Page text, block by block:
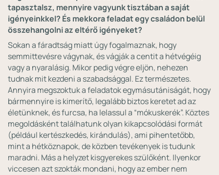
tapasztalsz, mennyire vagyunk tisztában a saját
igényeinkkel? És mekkora feladat egy családon belül
összehangolni az eltérő igényeket?
Sokan a fáradtság miatt úgy fogalmaznak, hogy
semmittevésre vágynak, és vágják a centit a hétvégéig
vagy a nyaralásig. Mikor pedig végre eljön, nehezen
tudnak mit kezdeni a szabadsággal. Ez természetes.
Annyira megszoktuk a feladatok egymásutániságát, hogy
bármennyire is kimerítő, legalább biztos keretet ad az
életünknek, és furcsa, ha lelassul a “mókuskerék”. Köztes
megoldásként találhatunk olyan kikapcsolódási formát
(például kertészkedés, kirándulás), ami pihentetőbb,
mint a hétköznapok, de közben tevékenyek is tudunk
maradni. Más a helyzet kisgyerekes szülőként. Ilyenkor
viccesen azt szokták mondani, hogy az ember nem